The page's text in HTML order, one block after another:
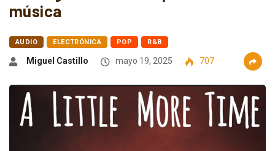
música
AUDIO ELECTRÓNICA POP R&B
Miguel Castillo mayo 19, 2025 707